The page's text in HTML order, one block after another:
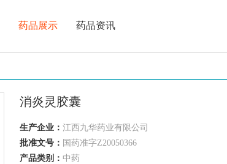
药品展示 药品资讯
消炎灵胶囊
生产企业：江西九华药业有限公司
批准文号： 国药准字Z20050366
产品类别： 中药